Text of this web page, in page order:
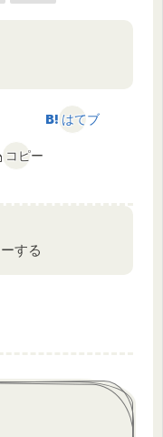
はてブ
コピー
する